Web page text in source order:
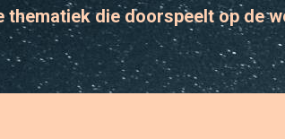
thematiek die doorspeelt op de